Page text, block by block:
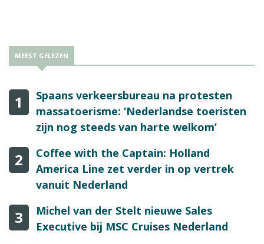
MEEST GELEZEN
1
Spaans verkeersbureau na protesten
massatoerisme: ‘Nederlandse toeristen
zijn nog steeds van harte welkom’
2
Coffee with the Captain: Holland
America Line zet verder in op vertrek
vanuit Nederland
3
Michel van der Stelt nieuwe Sales
Executive bij MSC Cruises Nederland